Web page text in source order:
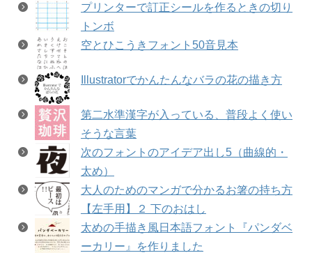
プリンターで訂正シールを作るときの切り
トンボ
空とひこうきフォント50音見本
Illustratorでかんたんなバラの花の描き方
第二水準漢字が入っている、普段よく使い
そうな言葉
次のフォントのアイデア出し5（曲線的・
太め）
大人のためのマンガで分かるお箸の持ち方
【左手用】２ 下のおはし
太めの手描き風日本語フォント『パンダベ
ーカリー』を作りました